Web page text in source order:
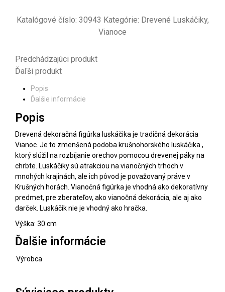
Katalógové číslo: 30943 Kategórie: Drevené Luskáčiky,
Vianoce
Predchádzajúci produkt
Ďaľši produkt
Popis
Ďalšie informácie
Popis
Drevená dekoračná figúrka luskáčika je tradičná dekorácia
Vianoc. Je to zmenšená podoba krušnohorského luskáčika ,
ktorý slúžil na rozbíjanie orechov pomocou drevenej páky na
chrbte. Luskáčiky sú atrakciou na vianočných trhoch v
mnohých krajinách, ale ich pôvod je považovaný práve v
Krušných horách. Vianočná figúrka je vhodná ako dekoratívny
predmet, pre zberateľov, ako vianočná dekorácia, ale aj ako
darček. Luskáčik nie je vhodný ako hračka.
Výška: 30 cm
Ďalšie informácie
Výrobca